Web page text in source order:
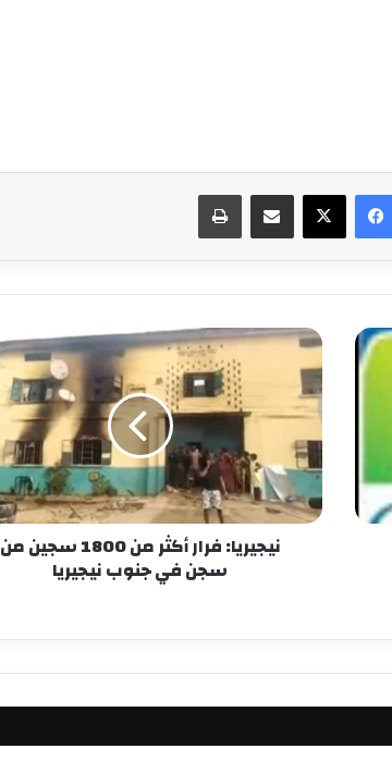
فيسبوكX مشاركة عبر البريد طباعة
نيجيريا: فرار أكثر من 1800 سجين من
سجن في جنوب نيجيريا